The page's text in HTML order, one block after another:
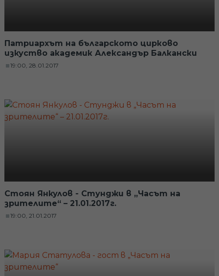
Патриархът на българското цирково
изкуство академик Александър Балкански
19:00, 28.01.2017
Стоян Янкулов - Стунджи в „Часът на
зрителите“ – 21.01.2017г.
19:00, 21.01.2017